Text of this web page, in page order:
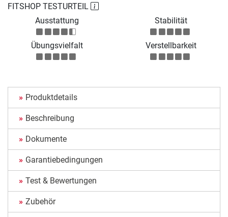
FITSHOP TESTURTEIL
Ausstattung
Stabilität
Übungsvielfalt Verstellbarkeit
Produktdetails
Beschreibung
Dokumente
Garantiebedingungen
Test & Bewertungen
Zubehör